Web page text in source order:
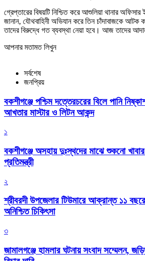
গ্রেপ্তারের বিষয়টি নিশ্চিত করে আশুলিয়া থানার
জানান, যৌথবাহিনী অভিযান করে তিন চাঁদাবাজকে আটক
তাদের বিরুদ্ধে গত ব্যবস্থা নেয়া হবে। আজ তাদের
আপনার মতামত লিখুন
সর্বশেষ
জনপ্রিয়
বকশীগঞ্জে পশ্চিম দত্তেরচরের বিলে পানি
আখতার মাস্টার ও লিটন আকন্দ
১
বকশীগঞ্জে অসহায় দুঃস্থদের মাঝে শুকনো
প্রতিমন্ত্রী
২
শ্রীবরদী উপজেলার টিউমারে আক্রান্ত ১১
অনিশ্চিত চিকিৎসা
৩
জামালগঞ্জে হামলার ঘটনায় সংবাদ সম্মেলন,